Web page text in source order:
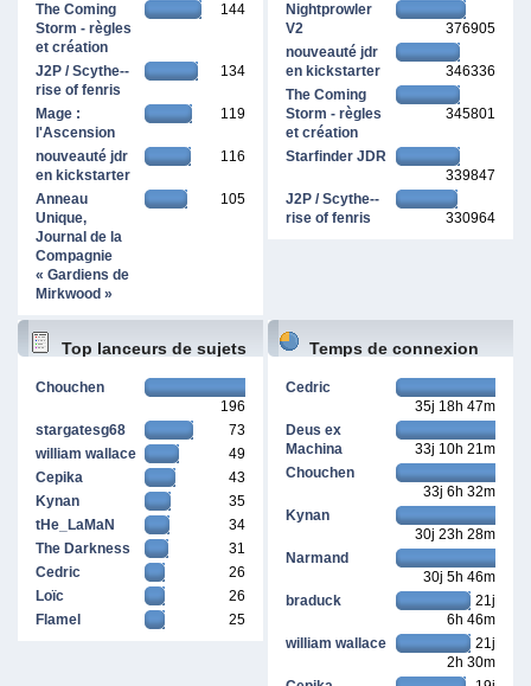
The Coming
Storm - règles
et création
144
J2P / Scythe--
rise of fenris
134
Mage :
l'Ascension
119
nouveauté jdr
en kickstarter
116
Anneau
Unique,
Journal de la
Compagnie
« Gardiens de
Mirkwood »
105
Nightprowler
V2
376905
nouveauté jdr
en kickstarter
346336
The Coming
Storm - règles
et création
345801
Starfinder JDR
339847
J2P / Scythe--
rise of fenris
330964
Top lanceurs de sujets
Chouchen
196
stargatesg68
73
william wallace
49
Cepika
43
Kynan
35
tHe_LaMaN
34
The Darkness
31
Cedric
26
Loïc
26
Flamel
25
Temps de connexion
Cedric
35j 18h 47m
Deus ex
Machina
33j 10h 21m
Chouchen
33j 6h 32m
Kynan
30j 23h 28m
Narmand
30j 5h 46m
braduck
21j
6h 46m
william wallace
21j
2h 30m